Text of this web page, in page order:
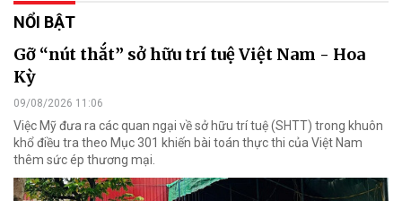
NỔI BẬT
Gỡ “nút thắt” sở hữu trí tuệ Việt Nam - Hoa
Kỳ
09/08/2026 11:06
Việc Mỹ đưa ra các quan ngại về sở hữu trí tuệ (SHTT) trong khuôn
khổ điều tra theo Mục 301 khiến bài toán thực thi của Việt Nam
thêm sức ép thương mại.